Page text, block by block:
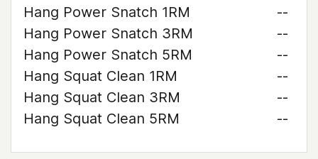
Hang Power Snatch 1RM
--
Hang Power Snatch 3RM
--
Hang Power Snatch 5RM
--
Hang Squat Clean 1RM
--
Hang Squat Clean 3RM
--
Hang Squat Clean 5RM
--